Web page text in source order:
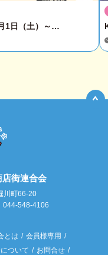
1日（土）～…
街連合会
川町66-20
044-548-4106
とは
会員様専用
ついて
お問合せ